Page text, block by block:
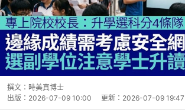
撰文： 時美真博士
出版： 2026-07-09 10:00 更新： 2026-07-09 19:47